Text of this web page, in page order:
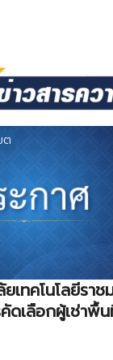
ต
เทคโนโลยีรา
ดเลือกผู้เช่าพื้